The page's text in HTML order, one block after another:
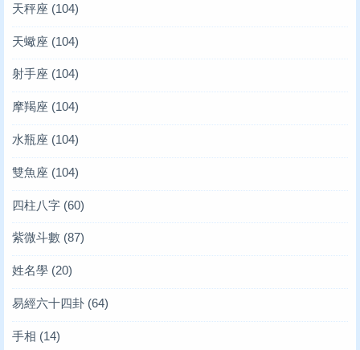
天秤座 (104)
天蠍座 (104)
射手座 (104)
摩羯座 (104)
水瓶座 (104)
雙魚座 (104)
四柱八字 (60)
紫微斗數 (87)
姓名學 (20)
易經六十四卦 (64)
手相 (14)